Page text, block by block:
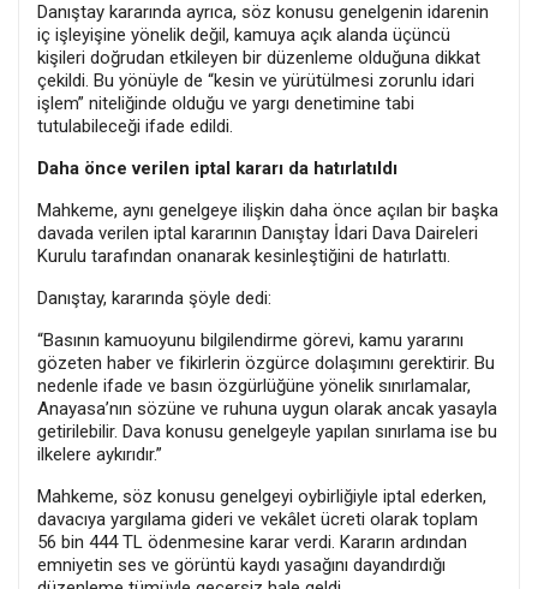
Danıştay kararında ayrıca, söz konusu genelgenin idarenin
iç işleyişine yönelik değil, kamuya açık alanda üçüncü
kişileri doğrudan etkileyen bir düzenleme olduğuna dikkat
çekildi. Bu yönüyle de “kesin ve yürütülmesi zorunlu idari
işlem” niteliğinde olduğu ve yargı denetimine tabi
tutulabileceği ifade edildi.
Daha önce verilen iptal kararı da hatırlatıldı
Mahkeme, aynı genelgeye ilişkin daha önce açılan bir başka
davada verilen iptal kararının Danıştay İdari Dava Daireleri
Kurulu tarafından onanarak kesinleştiğini de hatırlattı.
Danıştay, kararında şöyle dedi:
“Basının kamuoyunu bilgilendirme görevi, kamu yararını
gözeten haber ve fikirlerin özgürce dolaşımını gerektirir. Bu
nedenle ifade ve basın özgürlüğüne yönelik sınırlamalar,
Anayasa’nın sözüne ve ruhuna uygun olarak ancak yasayla
getirilebilir. Dava konusu genelgeyle yapılan sınırlama ise bu
ilkelere aykırıdır.”
Mahkeme, söz konusu genelgeyi oybirliğiyle iptal ederken,
davacıya yargılama gideri ve vekâlet ücreti olarak toplam
56 bin 444 TL ödenmesine karar verdi. Kararın ardından
emniyetin ses ve görüntü kaydı yasağını dayandırdığı